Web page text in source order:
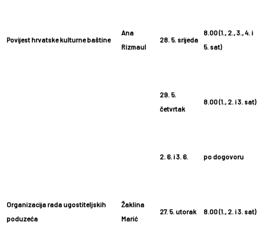
Povijest hrvatske kulturne baštine
Ana
Rizmaul
28. 5. srijeda
8.00 (1., 2., 3., 4. i
5. sat)
29. 5.
četvrtak
8.00 (1., 2. i 3. sat)
2. 6. i 3. 6. po dogovoru
Organizacija rada ugostiteljskih
poduzeća
Žaklina
Marić
27. 5. utorak 8.00 (1., 2. i 3. sat)